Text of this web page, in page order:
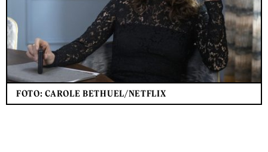
FOTO: CAROLE BETHUEL/NETFLIX